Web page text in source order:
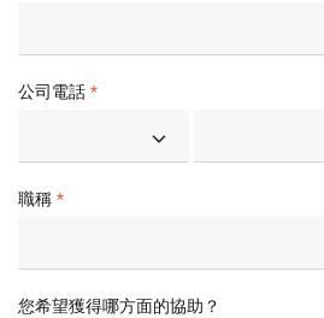
公司電話
職稱
您希望獲得哪方面的協助？